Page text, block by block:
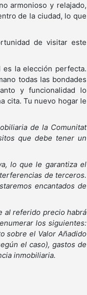
armonioso y relajado,
de la ciudad, lo que
de visitar este
es la elección perfecta.
todas las bondades
y funcionalidad lo
cita. Tu nuevo hogar le
de la Comunitat
que debe tener un
lo que le garantiza el
de terceros.
encantados de
al referido precio habrá
los siguientes:
sobre el Valor Añadido
el caso), gastos de
inmobiliaria.